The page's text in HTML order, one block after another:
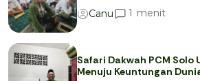
Canu
1 menit
Safari Dakwah PCM Solo
Menuju Keuntungan